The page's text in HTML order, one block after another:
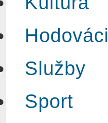
Hodováci
Služby
Sport